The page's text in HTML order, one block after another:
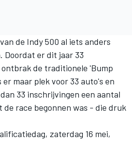
de Indy 500 al iets anders
Doordat er dit jaar 33
de traditionele 'Bump
er maar plek voor 33 auto's en
33 inschrijvingen een aantal
race begonnen was - die druk
zaterdag 16 mei,